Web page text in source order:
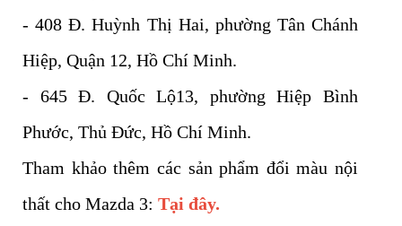
- 408 Đ. Huỳnh Thị Hai, phường Tân Chánh
Hiệp, Quận 12, Hồ Chí Minh.
- 645 Đ. Quốc Lộ13, phường Hiệp Bình
Phước, Thủ Đức, Hồ Chí Minh.
Tham khảo thêm các sản phẩm đổi màu nội
thất cho Mazda 3: Tại đây.